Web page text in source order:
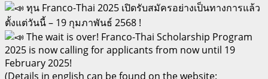
ทุน Franco-Thai 2025 เปิดรับสมัครอย่างเป็นทางการแล้ว
ตั้งแต่วันนี้ – 19 กุมภาพันธ์ 2568 !
The wait is over! Franco-Thai Scholarship Program
2025 is now calling for applicants from now until 19
February 2025!
(Details in english can be found on the website: